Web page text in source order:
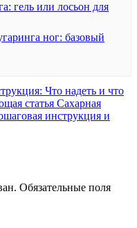
гель или лосьон для
ног: базовый
Что надеть и что
статья Следующая
запись:
Сахарная
инструкция и
Обязательные поля